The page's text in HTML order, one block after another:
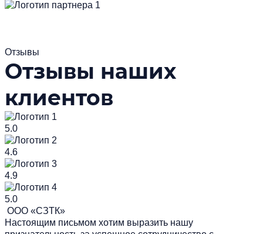
Отзывы
Отзывы наших
клиентов
5.0
4.6
4.9
5.0
ООО «СЗТК»
Настоящим письмом хотим выразить нашу